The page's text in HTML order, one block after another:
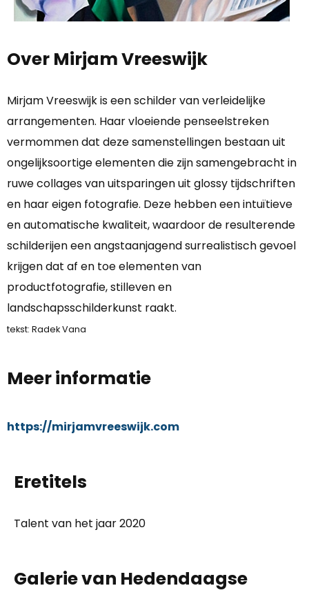
Over Mirjam Vreeswijk
Mirjam Vreeswijk is een schilder van verleidelijke
arrangementen. Haar vloeiende penseelstreken
vermommen dat deze samenstellingen bestaan uit
ongelijksoortige elementen die zijn samengebracht in
ruwe collages van uitsparingen uit glossy tijdschriften
en haar eigen fotografie. Deze hebben een intuïtieve
en automatische kwaliteit, waardoor de resulterende
schilderijen een angstaanjagend surrealistisch gevoel
krijgen dat af en toe elementen van
productfotografie, stilleven en
landschapsschilderkunst raakt.
tekst: Radek Vana
Meer informatie
https://mirjamvreeswijk.com
Eretitels
Talent van het jaar 2020
Galerie van Hedendaagse